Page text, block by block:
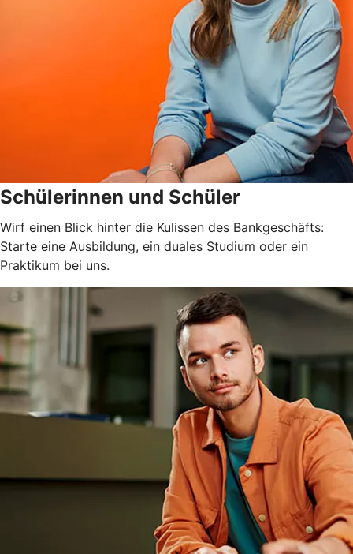
Schülerinnen und Schüler
Wirf einen Blick hinter die Kulissen des Bankgeschäfts:
Starte eine Ausbildung, ein duales Studium oder ein
Praktikum bei uns.